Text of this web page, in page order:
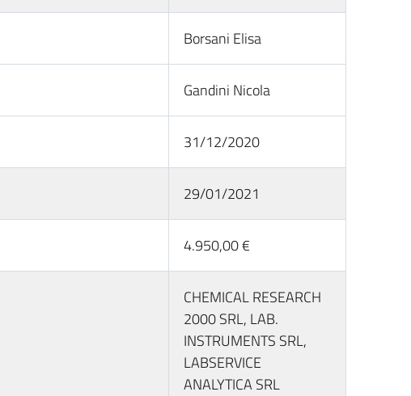
Borsani Elisa
Gandini Nicola
31/12/2020
29/01/2021
4.950,00 €
CHEMICAL RESEARCH
2000 SRL, LAB.
INSTRUMENTS SRL,
LABSERVICE
ANALYTICA SRL